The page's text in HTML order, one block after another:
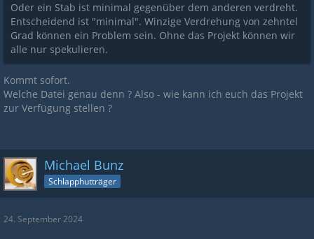
Oder ein Stab ist minimal gegenüber dem anderen verdreht.
Entscheidend ist "minimal". Winzige Verdrehung von zehntel
Grad können ein Problem sein. Ohne das Projekt können wir
alle nur spekulieren.
Kommt sofort.
Welche Datei genau denn ? Also - wie kann ich euch das Projekt
zur Verfügung stellen ?
Michael Bunz
Schlapphutträger
24. September 2024